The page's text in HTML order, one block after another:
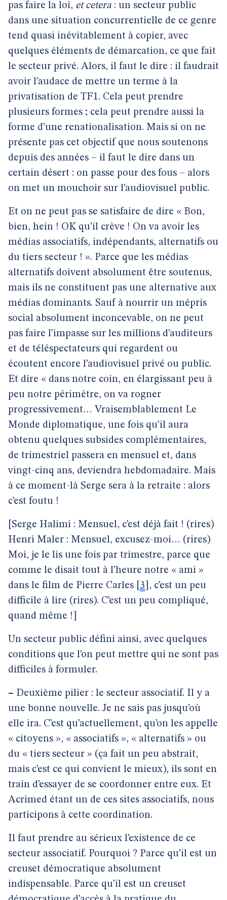
pas faire la loi, et cetera : un secteur public
dans une situation concurrentielle de ce genre
tend quasi inévitablement à copier, avec
quelques éléments de démarcation, ce que fait
le secteur privé. Alors, il faut le dire : il faudrait
avoir l’audace de mettre un terme à la
privatisation de TF1. Cela peut prendre
plusieurs formes ; cela peut prendre aussi la
forme d’une renationalisation. Mais si on ne
présente pas cet objectif que nous soutenons
depuis des années – il faut le dire dans un
certain désert : on passe pour des fous – alors
on met un mouchoir sur l’audiovisuel public.
Et on ne peut pas se satisfaire de dire « Bon,
bien, hein ! OK qu’il crève ! On va avoir les
médias associatifs, indépendants, alternatifs ou
du tiers secteur ! ». Parce que les médias
alternatifs doivent absolument être soutenus,
mais ils ne constituent pas une alternative aux
médias dominants. Sauf à nourrir un mépris
social absolument inconcevable, on ne peut
pas faire l’impasse sur les millions d’auditeurs
et de téléspectateurs qui regardent ou
écoutent encore l’audiovisuel privé ou public.
Et dire « dans notre coin, en élargissant peu à
peu notre périmètre, on va rogner
progressivement… Vraisemblablement Le
Monde diplomatique, une fois qu’il aura
obtenu quelques subsides complémentaires,
de trimestriel passera en mensuel et, dans
vingt-cinq ans, deviendra hebdomadaire. Mais
à ce moment-là Serge sera à la retraite : alors
c’est foutu !
[Serge Halimi : Mensuel, c’est déjà fait ! (rires)
Henri Maler : Mensuel, excusez-moi… (rires)
Moi, je le lis une fois par trimestre, parce que
comme le disait tout à l’heure notre « ami »
dans le film de Pierre Carles 3 , c’est un peu
difficile à lire (rires). C’est un peu compliqué,
quand même !]
Un secteur public défini ainsi, avec quelques
conditions que l’on peut mettre qui ne sont pas
difficiles à formuler.
– Deuxième pilier : le secteur associatif. Il y a
une bonne nouvelle. Je ne sais pas jusqu’où
elle ira. C’est qu’actuellement, qu’on les appelle
« citoyens », « associatifs », « alternatifs » ou
du « tiers secteur » (ça fait un peu abstrait,
mais c’est ce qui convient le mieux), ils sont en
train d’essayer de se coordonner entre eux. Et
Acrimed étant un de ces sites associatifs, nous
participons à cette coordination.
Il faut prendre au sérieux l’existence de ce
secteur associatif. Pourquoi ? Parce qu’il est un
creuset démocratique absolument
indispensable. Parce qu’il est un creuset